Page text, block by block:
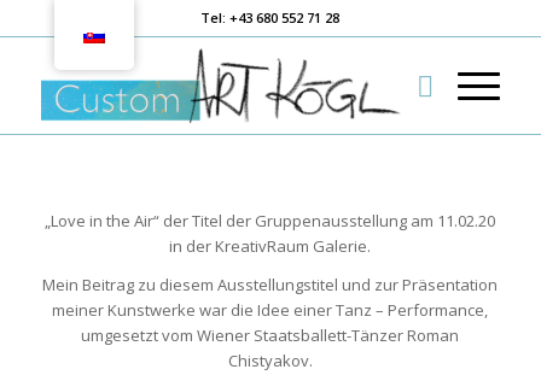
Tel: +43 680 552 71 28
„Love in the Air“ der Titel der Gruppenausstellung am 11.02.20
in der KreativRaum Galerie.
Mein Beitrag zu diesem Ausstellungstitel und zur Präsentation
meiner Kunstwerke war die Idee einer Tanz – Performance,
umgesetzt vom Wiener Staatsballett-Tänzer Roman
Chistyakov.